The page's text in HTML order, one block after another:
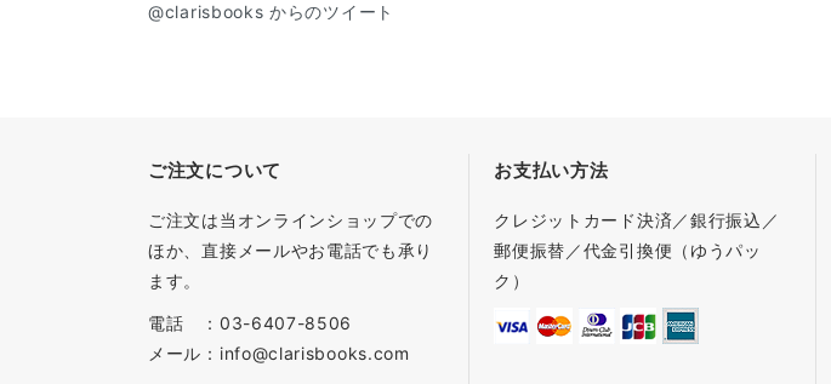
@clarisbooks からのツイート
ご注文について
ご注文は当オンラインショップでの
ほか、直接メールやお電話でも承り
ます。
電話 ：03-6407-8506
メール：info@clarisbooks.com
お支払い方法
クレジットカード決済／銀行振込／
郵便振替／代金引換便（ゆうパッ
ク）